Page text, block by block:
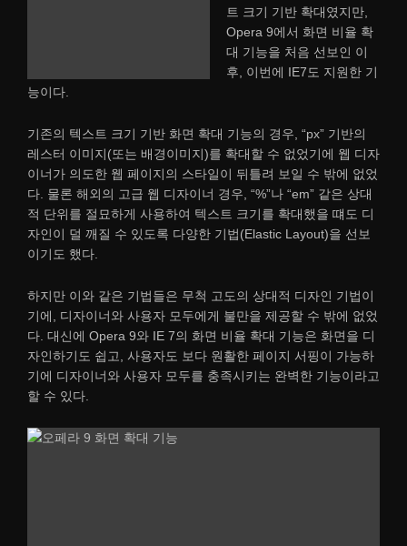
트 크기 기반 확대였지만,
Opera 9에서 화면 비율 확
대 기능을 처음 선보인 이
후, 이번에 IE7도 지원한 기
능이다.
기존의 텍스트 크기 기반 화면 확대 기능의 경우, “px” 기반의
레스터 이미지(또는 배경이미지)를 확대할 수 없었기에 웹 디자
이너가 의도한 웹 페이지의 스타일이 뒤틀려 보일 수 밖에 없었
다. 물론 해외의 고급 웹 디자이너 경우, “%”나 “em” 같은 상대
적 단위를 절묘하게 사용하여 텍스트 크기를 확대했을 떄도 디
자인이 덜 깨질 수 있도록 다양한 기법(Elastic Layout)을 선보
이기도 했다.
하지만 이와 같은 기법들은 무척 고도의 상대적 디자인 기법이
기에, 디자이너와 사용자 모두에게 불만을 제공할 수 밖에 없었
다. 대신에 Opera 9와 IE 7의 화면 비율 확대 기능은 화면을 디
자인하기도 쉽고, 사용자도 보다 원활한 페이지 서핑이 가능하
기에 디자이너와 사용자 모두를 충족시키는 완벽한 기능이라고
할 수 있다.